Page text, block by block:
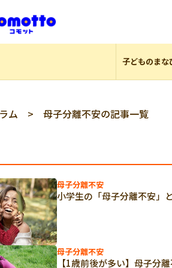
子どものまな
ム > 母子分離不安の記事一覧
母子分離不安
小学生の「母子分離不安」
母子分離不安
【1歳前後が多い】母子分